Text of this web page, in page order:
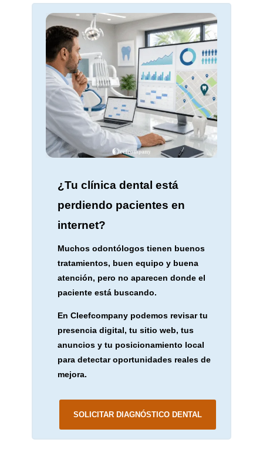
¿Tu clínica dental está
perdiendo pacientes en
internet?
Muchos odontólogos tienen buenos
tratamientos, buen equipo y buena
atención, pero no aparecen donde el
paciente está buscando.
En Cleefcompany podemos revisar tu
presencia digital, tu sitio web, tus
anuncios y tu posicionamiento local
para detectar oportunidades reales de
mejora.
SOLICITAR DIAGNÓSTICO DENTAL